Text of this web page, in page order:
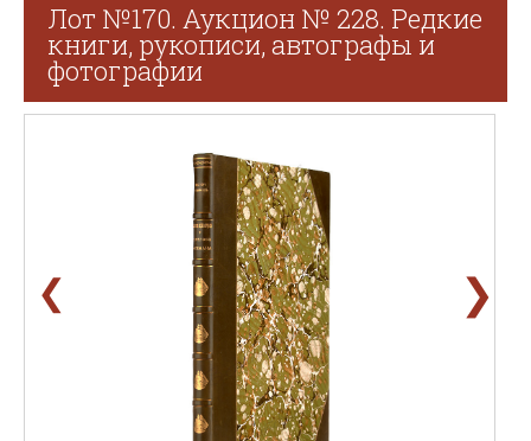
Лот №170. Аукцион № 228. Редкие
книги, рукописи, автографы и
фотографии
❮ ❯